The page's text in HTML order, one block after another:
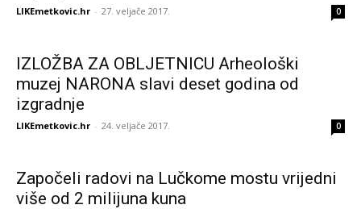
LIKEmetkovic.hr - 27. veljače 2017. 0
IZLOŽBA ZA OBLJETNICU Arheološki
muzej NARONA slavi deset godina od
izgradnje
LIKEmetkovic.hr - 24. veljače 2017. 0
Započeli radovi na Lučkome mostu vrijedni
više od 2 milijuna kuna